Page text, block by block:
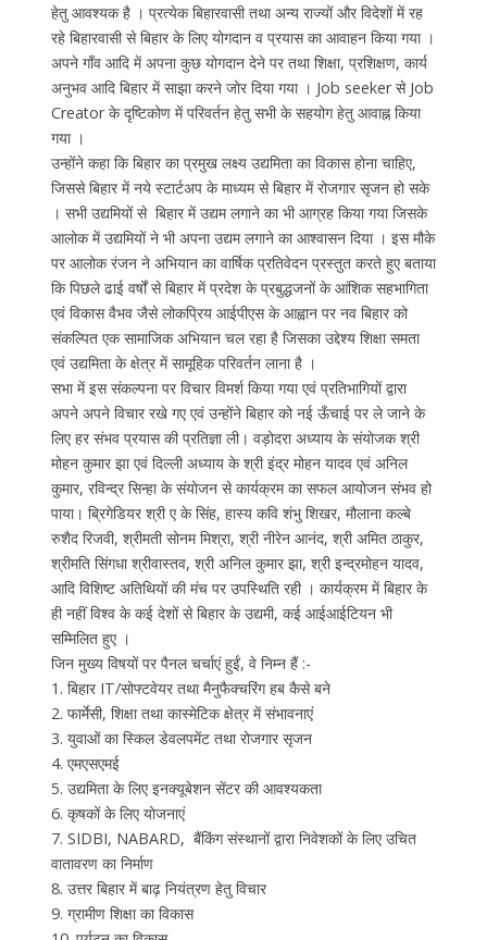
हेतु आवश्यक है । प्रत्येक बिहारवासी तथा अन्य राज्यों और विदेशों में रह
रहे बिहारवासी से बिहार के लिए योगदान व प्रयास का आवाहन किया गया ।
अपने गाँव आदि में अपना कुछ योगदान देने पर तथा शिक्षा, प्रशिक्षण, कार्य
अनुभव आदि बिहार में साझा करने जोर दिया गया । Job seeker से Job
Creator के दृष्टिकोण में परिवर्तन हेतु सभी के सहयोग हेतु आवाह्न किया
गया ।
उन्होंने कहा कि बिहार का प्रमुख लक्ष्य उद्यमिता का विकास होना चाहिए,
जिससे बिहार में नये स्टार्टअप के माध्यम से बिहार में रोजगार सृजन हो सके
। सभी उद्यमियों से बिहार में उद्यम लगाने का भी आग्रह किया गया जिसके
आलोक में उद्यमियों ने भी अपना उद्यम लगाने का आश्वासन दिया । इस मौके
पर आलोक रंजन ने अभियान का वार्षिक प्रतिवेदन प्रस्तुत करते हुए बताया
कि पिछले ढाई वर्षों से बिहार में प्रदेश के प्रबुद्धजनों के आंशिक सहभागिता
एवं विकास वैभव जैसे लोकप्रिय आईपीएस के आह्वान पर नव बिहार को
संकल्पित एक सामाजिक अभियान चल रहा है जिसका उद्देश्य शिक्षा समता
एवं उद्यमिता के क्षेत्र में सामूहिक परिवर्तन लाना है ।
सभा में इस संकल्पना पर विचार विमर्श किया गया एवं प्रतिभागियों द्वारा
अपने अपने विचार रखे गए एवं उन्होंने बिहार को नई ऊँचाई पर ले जाने के
लिए हर संभव प्रयास की प्रतिज्ञा ली। वड़ोदरा अध्याय के संयोजक श्री
मोहन कुमार झा एवं दिल्ली अध्याय के श्री इंद्र मोहन यादव एवं अनिल
कुमार, रविन्द्र सिन्हा के संयोजन से कार्यक्रम का सफल आयोजन संभव हो
पाया। ब्रिगेडियर श्री ए के सिंह, हास्य कवि शंभु शिखर, मौलाना कल्बे
रुशैद रिजवी, श्रीमती सोनम मिश्रा, श्री नीरेन आनंद, श्री अमित ठाकुर,
श्रीमति सिंगधा श्रीवास्तव, श्री अनिल कुमार झा, श्री इन्द्रमोहन यादव,
आदि विशिष्ट अतिथियों की मंच पर उपस्थिति रही । कार्यक्रम में बिहार के
ही नहीं विश्व के कई देशों से बिहार के उद्यमी, कई आईआईटियन भी
सम्मिलित हुए ।
जिन मुख्य विषयों पर पैनल चर्चाएं हुईं, वे निम्न हैं :-
1. बिहार IT/सोफ्टवेयर तथा मैनुफैक्चरिंग हब कैसे बने
2. फार्मेसी, शिक्षा तथा कास्मेटिक क्षेत्र में संभावनाएं
3. युवाओं का स्किल डेवलपमेंट तथा रोजगार सृजन
4. एमएसएमई
5. उद्यमिता के लिए इनक्यूबेशन सेंटर की आवश्यकता
6. कृषकों के लिए योजनाएं
7. SIDBI, NABARD, बैंकिंग संस्थानों द्वारा निवेशकों के लिए उचित
वातावरण का निर्माण
8. उत्तर बिहार में बाढ़ नियंत्रण हेतु विचार
9. ग्रामीण शिक्षा का विकास